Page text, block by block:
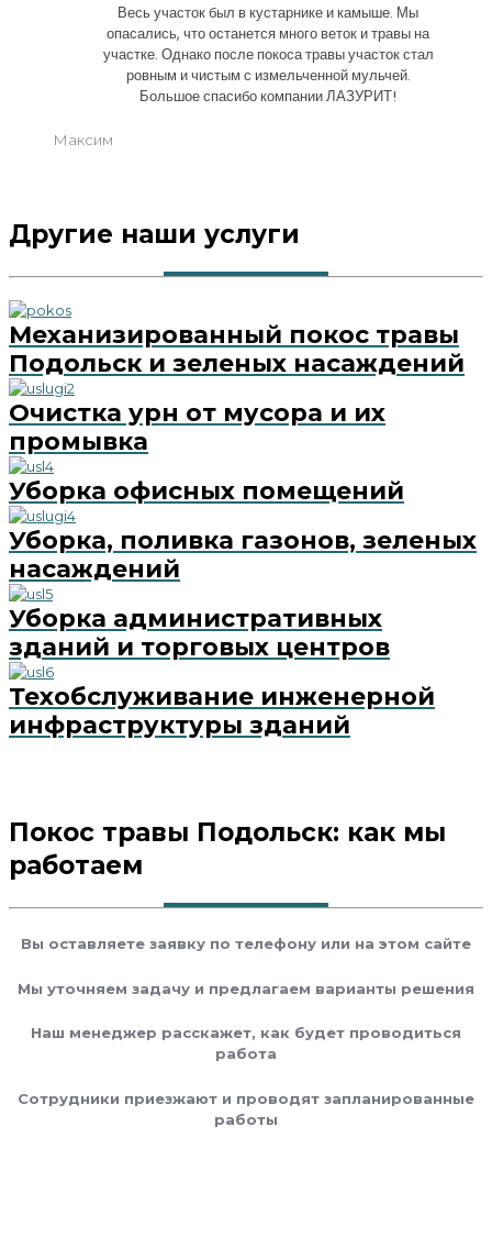
Весь участок был в кустарнике и камыше. Мы
опасались, что останется много веток и травы на
участке. Однако после покоса травы участок стал
ровным и чистым с измельченной мульчей.
Большое спасибо компании ЛАЗУРИТ!
Максим
Другие наши услуги
Механизированный покос травы
Подольск и зеленых насаждений
Очистка урн от мусора и их
промывка
Уборка офисных помещений
Уборка, поливка газонов, зеленых
насаждений
Уборка административных
зданий и торговых центров
Техобслуживание инженерной
инфраструктуры зданий
Покос травы Подольск: как мы
работаем
Вы оставляете заявку по телефону или на этом сайте
Мы уточняем задачу и предлагаем варианты решения
Наш менеджер расскажет, как будет проводиться
работа
Сотрудники приезжают и проводят запланированные
работы